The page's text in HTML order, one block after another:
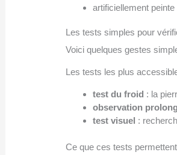
artificiellement peinte
Les tests simples pour
Voici quelques gestes
Les tests les plus
test du froid : la
observation
test visuel :
Ce que ces tests